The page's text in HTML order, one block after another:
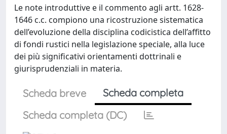
Le note introduttive e il commento agli artt. 1628-
1646 c.c. compiono una ricostruzione sistematica
dell’evoluzione della disciplina codicistica dell’affitto
di fondi rustici nella legislazione speciale, alla luce
dei più significativi orientamenti dottrinali e
giurisprudenziali in materia.
Scheda breve
Scheda completa
Scheda completa (DC)